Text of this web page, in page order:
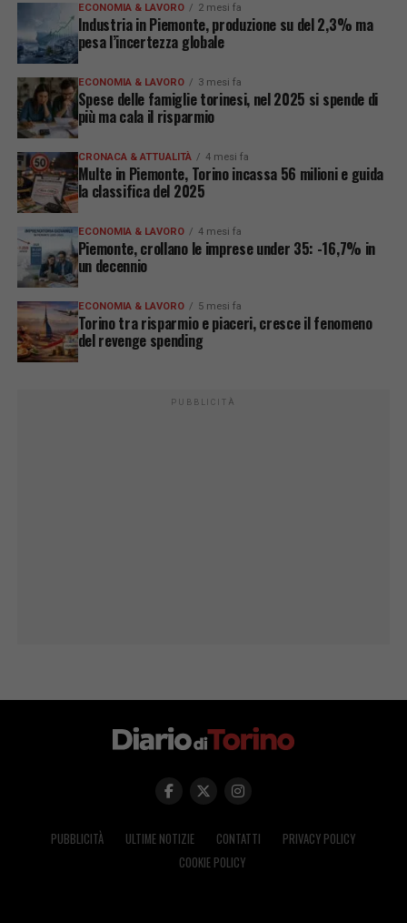
ECONOMIA & LAVORO 2 mesi fa
Industria in Piemonte, produzione su del 2,3% ma
pesa l’incertezza globale
ECONOMIA & LAVORO 3 mesi fa
Spese delle famiglie torinesi, nel 2025 si spende di
più ma cala il risparmio
CRONACA & ATTUALITÀ 4 mesi fa
Multe in Piemonte, Torino incassa 56 milioni e guida
la classifica del 2025
ECONOMIA & LAVORO 4 mesi fa
Piemonte, crollano le imprese under 35: -16,7% in
un decennio
ECONOMIA & LAVORO 5 mesi fa
Torino tra risparmio e piaceri, cresce il fenomeno
del revenge spending
PUBBLICITÀ
PUBBLICITÀ ULTIME NOTIZIE CONTATTI
PRIVACY POLICY
COOKIE POLICY